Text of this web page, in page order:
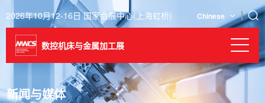
2026年10月12-16日 国家会展中心(上海虹桥) Chinese
数控机床与金属加工展
新闻与媒体